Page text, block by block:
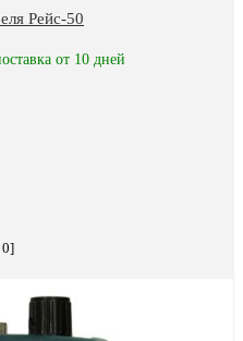
Рейс-50
от 10 дней
0]